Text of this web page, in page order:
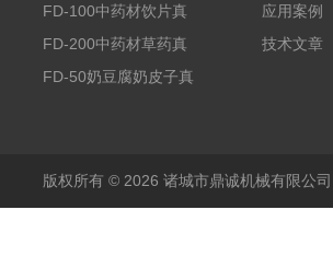
干机
FD-100中药材饮片真
空冻干机
FD-200中药材草药真
空冻干机
FD-50奶豆腐奶皮子真
应用案例
技术文章
版权所有 © 2026 诸城市鼎诚机械有限公司